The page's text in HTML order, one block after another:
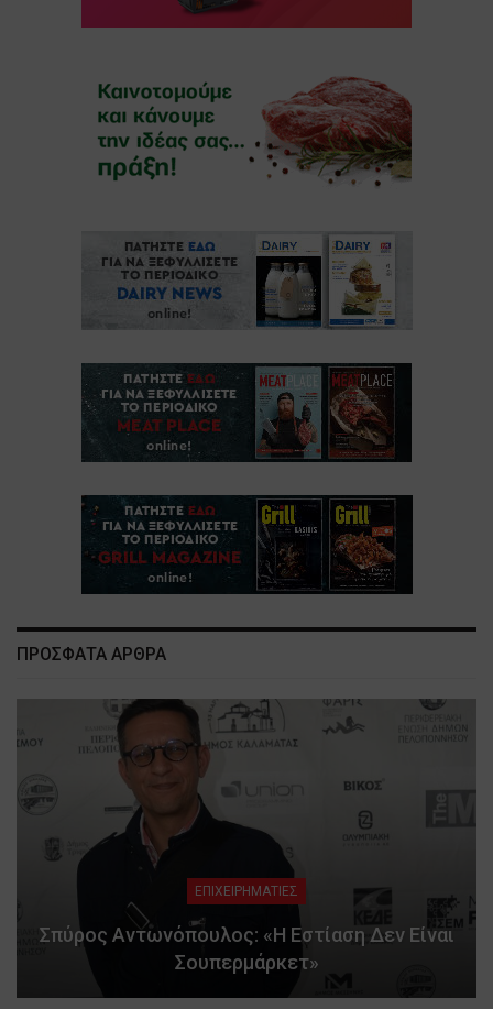
ΠΡΟΣΦΑΤΑ ΑΡΘΡΑ
ΕΠΙΧΕΙΡΗΜΑΤΙΕΣ
Σπύρος Αντωνόπουλος: «Η Εστίαση Δεν Είναι
Σουπερμάρκετ»